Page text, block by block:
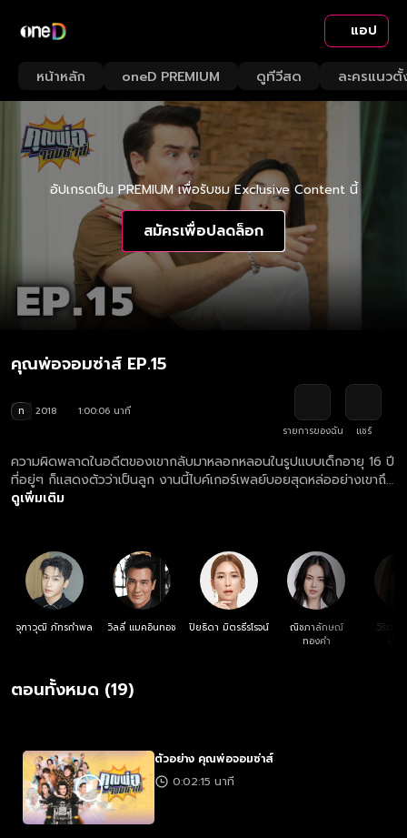
แอป
หน้าหลัก oneD PREMIUM ดูทีวีสด ละครแนวตั้
อัปเกรดเป็น PREMIUM เพื่อรับชม Exclusive Content นี้
สมัครเพื่อปลดล็อก
คุณพ่อจอมซ่าส์ EP.15
ท 2018
1:00:06 นาที
รายการของฉัน
แชร์
ความผิดพลาดในอดีตของเขากลับมาหลอกหลอนในรูปแบบเด็กอายุ 16 ปี
ที่อยู่ๆ ก็แสดงตัวว่าเป็นลูก งานนี้ไบค์เกอร์เพลย์บอยสุดหล่ออย่างเขาถึง
กับซ่าไม่ออก จากหนุ่มโสดจอมซ่ากลายเป็นคุณพ่อแมวเซาในชั่วพริบตา
ดูเพิ่มเติม
จุฑาวุฒิ ภัทรกำพล วิลลี่ แมคอินทอช ปิยธิดา มิตรธีรโรจน์
ณิชภาลักษณ์
ทองคำ
วิริฒิพ
ตอนทั้งหมด (19)
ตัวอย่าง คุณพ่อจอมซ่าส์
0:02:15 นาที